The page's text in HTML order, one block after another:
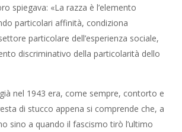
spiegava: «La razza è l’elemento
particolari affinità, condiziona
particolare dell’esperienza sociale,
discriminativo della particolarità dello
nel 1943 era, come sempre, contorto e
di stucco appena si comprende che, a
sino a quando il fascismo tirò l’ultimo